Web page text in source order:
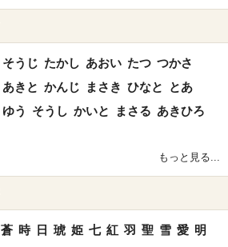
そうじ たかし あおい たつ つかさ
あきと かんじ まさき ひなと
とあ
ゆう そうし かいと まさる あきひろ
もっと見る...
蒼 時 日 琥 姫 七 紅 羽 聖 雪 愛 明